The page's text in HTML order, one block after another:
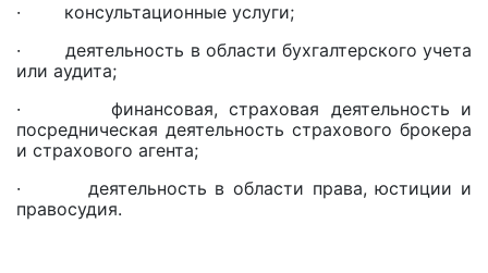
· консультационные услуги;
· деятельность в области бухгалтерского учета
или аудита;
· финансовая, страховая деятельность и
посредническая деятельность страхового брокера
и страхового агента;
· деятельность в области права, юстиции и
правосудия.